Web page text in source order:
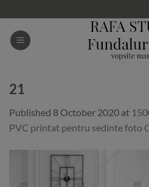
to
content
21
Published 8 October 2020 at
PVC printat pentru sedinte foto